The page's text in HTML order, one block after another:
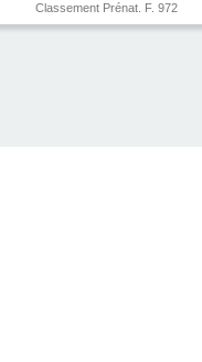
Classement Prénat. F. 972